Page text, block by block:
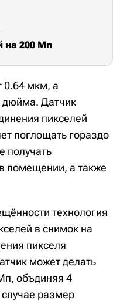
на 200 Мп
0.64 мкм, а
дюйма. Датчик
пикселей
поглощать гораздо
получать
помещении, а также
технология
в снимок на
пикселя
может делать
объдиняя 4
размер